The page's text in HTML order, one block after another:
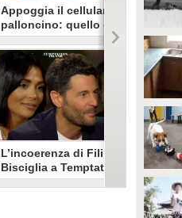
Appoggia il cellulare sul
palloncino: quello che fa
dopo è incredibile
PLAY
871• di ViralVideo
L’incoerenza di Filippo
Bisciglia a Temptation:
difende Francesca e la sua
gelosia, ma a Gabriele non